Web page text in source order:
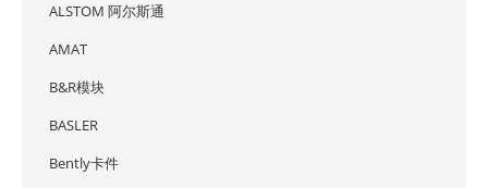
ALSTOM 阿尔斯通
AMAT
B&R模块
BASLER
Bently卡件